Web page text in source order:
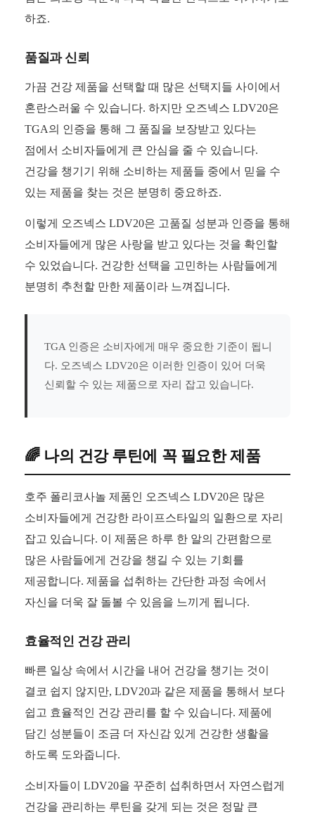
하죠.
품질과 신뢰
가끔 건강 제품을 선택할 때 많은 선택지들 사이에서
혼란스러울 수 있습니다. 하지만 오즈넥스 LDV20은
TGA의 인증을 통해 그 품질을 보장받고 있다는
점에서 소비자들에게 큰 안심을 줄 수 있습니다.
건강을 챙기기 위해 소비하는 제품들 중에서 믿을 수
있는 제품을 찾는 것은 분명히 중요하죠.
이렇게 오즈넥스 LDV20은 고품질 성분과 인증을 통해
소비자들에게 많은 사랑을 받고 있다는 것을 확인할
수 있었습니다. 건강한 선택을 고민하는 사람들에게
분명히 추천할 만한 제품이라 느껴집니다.
TGA 인증은 소비자에게 매우 중요한 기준이 됩니
다. 오즈넥스 LDV20은 이러한 인증이 있어 더욱
신뢰할 수 있는 제품으로 자리 잡고 있습니다.
🌈 나의 건강 루틴에 꼭 필요한 제품
호주 폴리코사놀 제품인 오즈넥스 LDV20은 많은
소비자들에게 건강한 라이프스타일의 일환으로 자리
잡고 있습니다. 이 제품은 하루 한 알의 간편함으로
많은 사람들에게 건강을 챙길 수 있는 기회를
제공합니다. 제품을 섭취하는 간단한 과정 속에서
자신을 더욱 잘 돌볼 수 있음을 느끼게 됩니다.
효율적인 건강 관리
빠른 일상 속에서 시간을 내어 건강을 챙기는 것이
결코 쉽지 않지만, LDV20과 같은 제품을 통해서 보다
쉽고 효율적인 건강 관리를 할 수 있습니다. 제품에
담긴 성분들이 조금 더 자신감 있게 건강한 생활을
하도록 도와줍니다.
소비자들이 LDV20을 꾸준히 섭취하면서 자연스럽게
건강을 관리하는 루틴을 갖게 되는 것은 정말 큰